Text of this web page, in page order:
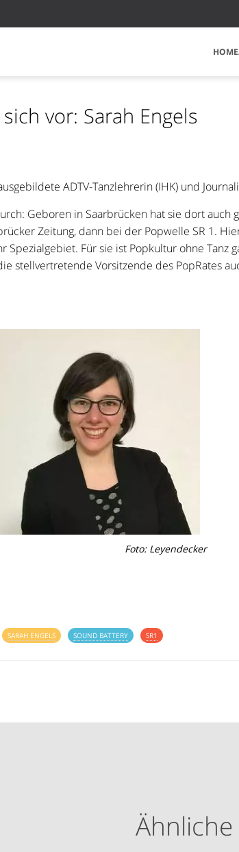
vor: Sarah Engels
ADTV-Tanzlehrerin (IHK) und
Geboren in Saarbrücken hat sie dort auch
Zeitung, dann bei der Popwelle SR 1.
Spezialgebiet. Für sie ist Popkultur ohne Tanz
stellvertretende Vorsitzende des PopRates
Foto: Leyendecker
SARAH ENGELS SOUND BATTERY SR1